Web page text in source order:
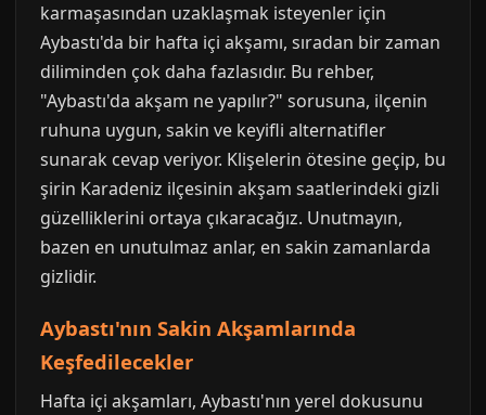
karmaşasından uzaklaşmak isteyenler için
Aybastı'da bir hafta içi akşamı, sıradan bir zaman
diliminden çok daha fazlasıdır. Bu rehber,
"Aybastı'da akşam ne yapılır?" sorusuna, ilçenin
ruhuna uygun, sakin ve keyifli alternatifler
sunarak cevap veriyor. Klişelerin ötesine geçip, bu
şirin Karadeniz ilçesinin akşam saatlerindeki gizli
güzelliklerini ortaya çıkaracağız. Unutmayın,
bazen en unutulmaz anlar, en sakin zamanlarda
gizlidir.
Aybastı'nın Sakin Akşamlarında
Keşfedilecekler
Hafta içi akşamları, Aybastı'nın yerel dokusunu